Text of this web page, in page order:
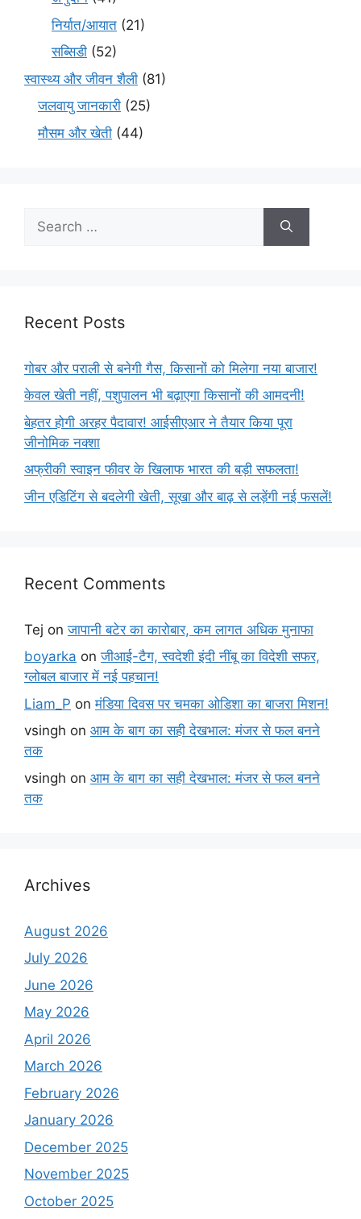
निर्यात/आयात (21)
सब्सिडी (52)
स्वास्थ्य और जीवन शैली (81)
जलवायु जानकारी (25)
मौसम और खेती (44)
Recent Posts
गोबर और पराली से बनेगी गैस, किसानों को मिलेगा नया बाजार!
केवल खेती नहीं, पशुपालन भी बढ़ाएगा किसानों की आमदनी!
बेहतर होगी अरहर पैदावार! आईसीएआर ने तैयार किया पूरा
जीनोमिक नक्शा
अफ्रीकी स्वाइन फीवर के खिलाफ भारत की बड़ी सफलता!
जीन एडिटिंग से बदलेगी खेती, सूखा और बाढ़ से लड़ेंगी नई फसलें!
Recent Comments
Tej onजापानी बटेर का कारोबार, कम लागत अधिक मुनाफा
boyarka onजीआई-टैग, स्वदेशी इंदी नींबू का विदेशी सफर,
ग्लोबल बाजार में नई पहचान!
Liam_P onमंडिया दिवस पर चमका ओडिशा का बाजरा मिशन!
vsingh on आम के बाग का सही देखभाल: मंजर से फल बनने
तक
vsingh on आम के बाग का सही देखभाल: मंजर से फल बनने
तक
Archives
August 2026
July 2026
June 2026
May 2026
April 2026
March 2026
February 2026
January 2026
December 2025
November 2025
October 2025